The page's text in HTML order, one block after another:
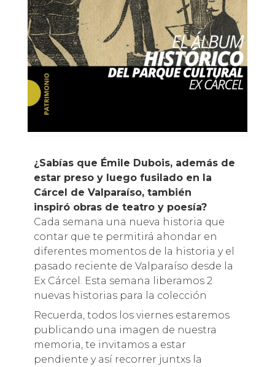
¿Sabías que Émile Dubois, además de
estar preso y luego fusilado en la
Cárcel de Valparaíso, también
inspiró obras de teatro y poesía?
Cada semana una nueva historia que
contar que te permitirá ahondar en
diferentes momentos de la historia y el
pasado reciente de Valparaíso desde la
Ex Cárcel. Esta semana liberamos 2
nuevas historias para la colección
Recuerda, todos los viernes estaremos
publicando una imagen de nuestra
memoria, te invitamos a estar
pendiente y así recorrer juntxs la